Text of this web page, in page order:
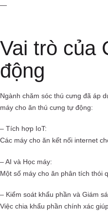
—
Vai trò của
động
Ngành chăm sóc thú cưng đã áp
máy cho ăn thú cưng tự động:
– Tích hợp IoT:
Các máy cho ăn kết nối internet
– AI và Học máy:
Một số máy cho ăn phân tích thói
– Kiểm soát khẩu phần và Giám
Việc chia khẩu phần chính xác